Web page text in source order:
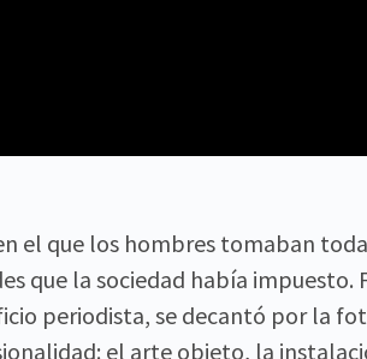
el que los hombres tomaban
que la sociedad había
periodista, se decantó por la
el arte objeto, la